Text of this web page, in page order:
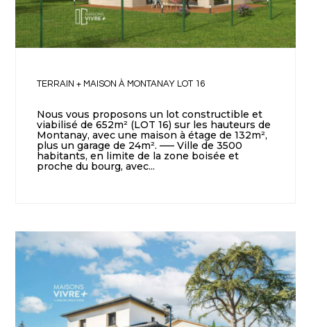
TERRAIN + MAISON À MONTANAY LOT 16
Nous vous proposons un lot constructible et
viabilisé de 652m² (LOT 16) sur les hauteurs de
Montanay, avec une maison à étage de 132m²,
plus un garage de 24m². —– Ville de 3500
habitants, en limite de la zone boisée et
proche du bourg, avec...